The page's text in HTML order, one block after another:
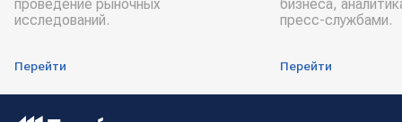
проведение рыночных
исследований.
Перейти
бизнеса,
пресс-службами.
Перейти